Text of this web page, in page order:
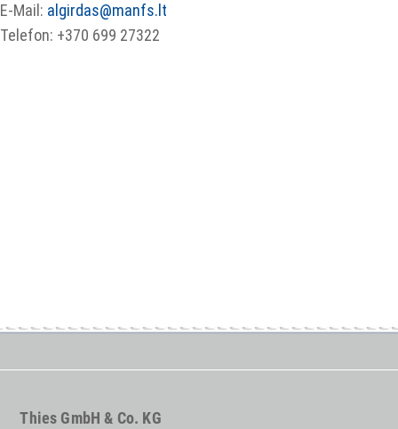
E-Mail: algirdas@manfs.lt
Telefon: +370 699 27322
Thies GmbH & Co. KG